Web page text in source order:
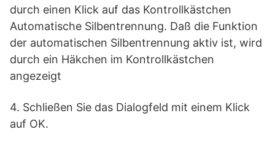
durch einen Klick auf das Kontrollkästchen
Automatische Silbentrennung. Daß die Funktion
der automatischen Silbentrennung aktiv ist, wird
durch ein Häkchen im Kontrollkästchen
angezeigt
4. Schließen Sie das Dialogfeld mit einem Klick
auf OK.